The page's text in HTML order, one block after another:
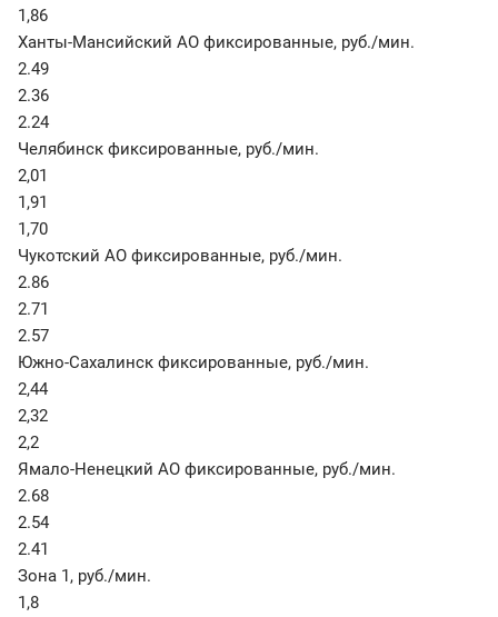
1,86
Ханты-Мансийский АО фиксированные, руб./мин.
2.49
2.36
2.24
Челябинск фиксированные, руб./мин.
2,01
1,91
1,70
Чукотский АО фиксированные, руб./мин.
2.86
2.71
2.57
Южно-Сахалинск фиксированные, руб./мин.
2,44
2,32
2,2
Ямало-Ненецкий АО фиксированные, руб./мин.
2.68
2.54
2.41
Зона 1, руб./мин.
1,8